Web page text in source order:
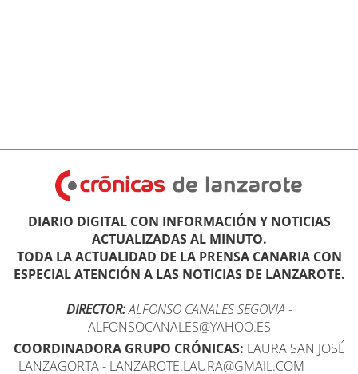
DIARIO DIGITAL CON INFORMACIÓN Y NOTICIAS
ACTUALIZADAS AL MINUTO.
TODA LA ACTUALIDAD DE LA PRENSA CANARIA CON
ESPECIAL ATENCIÓN A LAS NOTICIAS DE LANZAROTE.
DIRECTOR:ALFONSO CANALES SEGOVIA -
ALFONSOCANALES@YAHOO.ES
COORDINADORA GRUPO CRÓNICAS: LAURA SAN JOSÉ
LANZAGORTA - LANZAROTE.LAURA@GMAIL.COM